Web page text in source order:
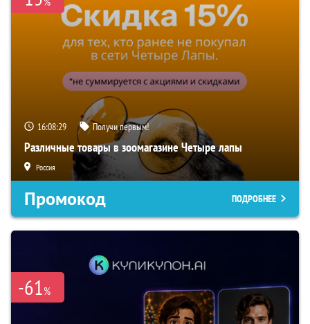
16:08:28 Получи первым!
Различные товары в зоомагазине Четыре лапы
Россия
Промокод ПОДРОБНЕЕ
-61%